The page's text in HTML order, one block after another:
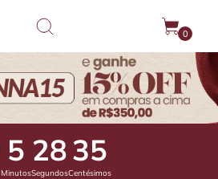
0
5
Minutos
27
Segundos
86
Centésimos